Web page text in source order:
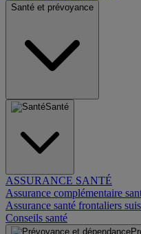
Santé et prévoyance
Santé
ASSURANCE SANTÉ
Assurance complémentaire
Assurance santé frontaliers
Conseils santé